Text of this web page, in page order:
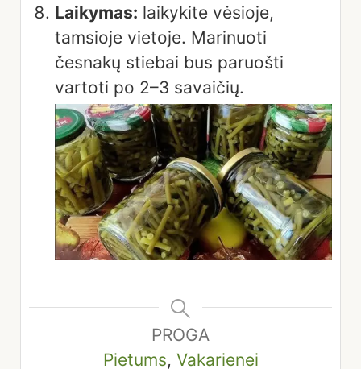
Laikymas: laikykite vėsioje,
tamsioje vietoje. Marinuoti
česnakų stiebai bus paruošti
vartoti po 2–3 savaičių.
PROGA
Pietums, Vakarienei